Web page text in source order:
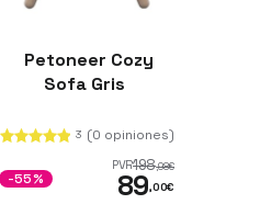
Petoneer Cozy
Sofa Gris
3 (0 opiniones)
PVR198,98€
89,00€
-55%